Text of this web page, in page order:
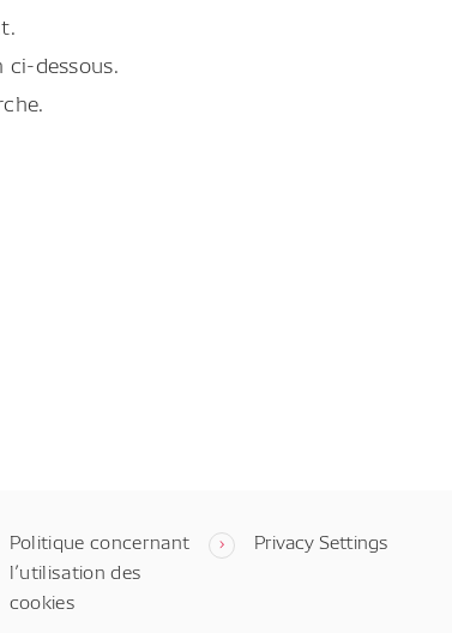
dessous.
Politique concernant
l’utilisation des
cookies
Privacy Settings